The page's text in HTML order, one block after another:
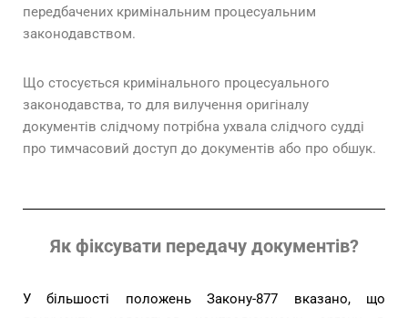
передбачених кримінальним процесуальним
законодавством.
Що стосується кримінального процесуального
законодавства, то для вилучення оригіналу
документів слідчому потрібна ухвала слідчого судді
про тимчасовий доступ до документів або про обшук.
Як фіксувати передачу документів?
У більшості положень Закону-877 вказано, що